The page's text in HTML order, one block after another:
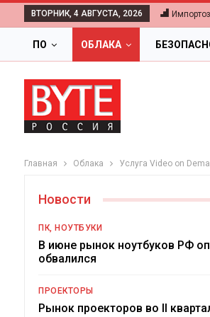
ВТОРНИК, 4 АВГУСТА, 2026
ПО ОБЛАКА
Главная Облака Услуга Video on
Новости
ПК, НОУТБУКИ
В июне рынок ноутбуков РФ
обвалился
ПРОЕКТОРЫ
Рынок проекторов во II